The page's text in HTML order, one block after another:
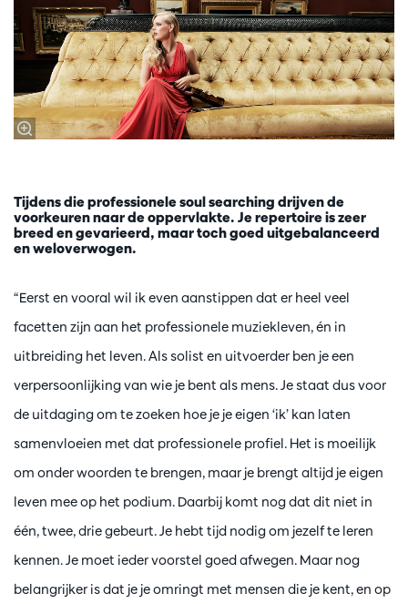
Tijdens die professionele soul searching drijven de
voorkeuren naar de oppervlakte. Je repertoire is zeer
breed en gevarieerd, maar toch goed uitgebalanceerd
en weloverwogen.
“Eerst en vooral wil ik even aanstippen dat er heel veel
facetten zijn aan het professionele muziekleven, én in
uitbreiding het leven. Als solist en uitvoerder ben je een
verpersoonlijking van wie je bent als mens. Je staat dus voor
de uitdaging om te zoeken hoe je je eigen ‘ik’ kan laten
samenvloeien met dat professionele profiel. Het is moeilijk
om onder woorden te brengen, maar je brengt altijd je eigen
leven mee op het podium. Daarbij komt nog dat dit niet in
één, twee, drie gebeurt. Je hebt tijd nodig om jezelf te leren
kennen. Je moet ieder voorstel goed afwegen. Maar nog
belangrijker is dat je je omringt met mensen die je kent, en op